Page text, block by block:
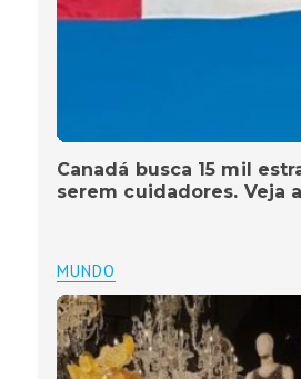
Canadá busca 15 mil
serem cuidadores. Veja
MUNDO